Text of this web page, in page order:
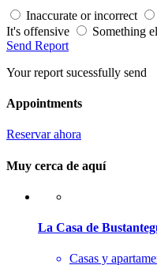
Inaccurate or incorrect
It's offensive
Something
Send Report
Your report sucessfully send
Appointments
Reservar ahora
Muy cerca de aquí
La Casa de
Casas y